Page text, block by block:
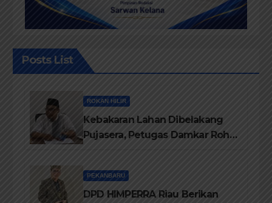
Posts List
ROKAN HILIR
Kebakaran Lahan Dibelakang
Pujasera, Petugas Damkar Rohil
PEKANBARU
DPD HIMPERRA Riau Berikan